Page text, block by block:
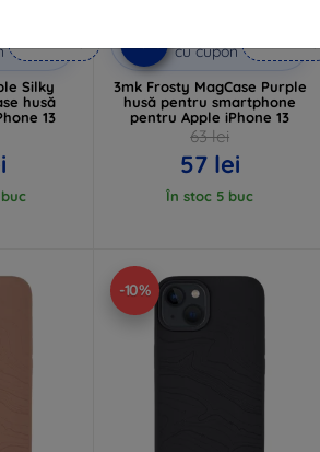
Silky
husă
13
cu cupon
3mk Frosty MagCase Purple
husă pentru smartphone
pentru Apple iPhone 13
63 lei
57 lei
În stoc 5 buc
-10%